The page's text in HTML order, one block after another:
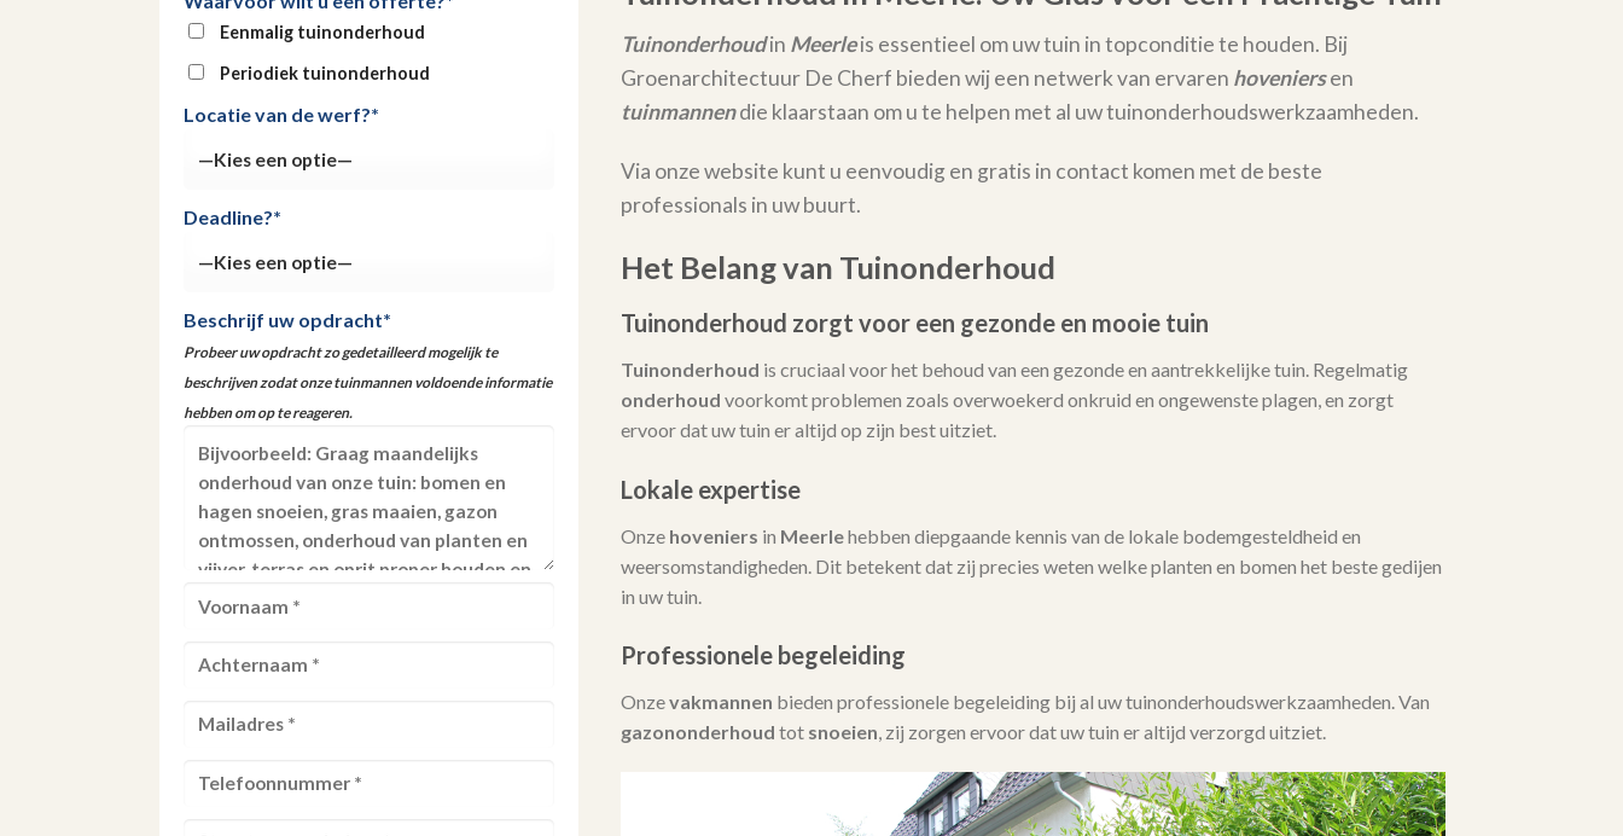
Eenmalig tuinonderhoud
Periodiek tuinonderhoud
Locatie van de werf?*
Deadline?*
Beschrijf uw opdracht*
Probeer uw opdracht zo gedetailleerd mogelijk te
beschrijven zodat onze tuinmannen voldoende informatie
hebben om op te reageren.
Tuinonderhoudin Meerleis essentieel om uw tuin in topconditie te houden. Bij
Groenarchitectuur De Cherf bieden wij een netwerk van ervaren hoveniersen
tuinmannendie klaarstaan om u te helpen met al uw tuinonderhoudswerkzaamheden.
Via onze website kunt u eenvoudig en gratis in contact komen met de beste
professionals in uw buurt.
Het Belang van Tuinonderhoud
Tuinonderhoud zorgt voor een gezonde en mooie tuin
Tuinonderhoud is cruciaal voor het behoud van een gezonde en aantrekkelijke tuin. Regelmatig
onderhoud voorkomt problemen zoals overwoekerd onkruid en ongewenste plagen, en zorgt
ervoor dat uw tuin er altijd op zijn best uitziet.
Lokale expertise
Onze hoveniers in Meerlehebben diepgaande kennis van de lokale bodemgesteldheid en
weersomstandigheden. Dit betekent dat zij precies weten welke planten en bomen het beste gedijen
in uw tuin.
Professionele begeleiding
Onzevakmannen bieden professionele begeleiding bij al uw tuinonderhoudswerkzaamheden. Van
gazononderhoud tot snoeien, zij zorgen ervoor dat uw tuin er altijd verzorgd uitziet.